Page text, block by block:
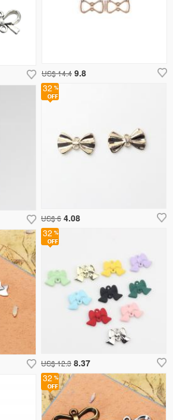
US$ 14.4 9.8
32
US$ 6 4.08
32
US$ 12.3 8.37
32